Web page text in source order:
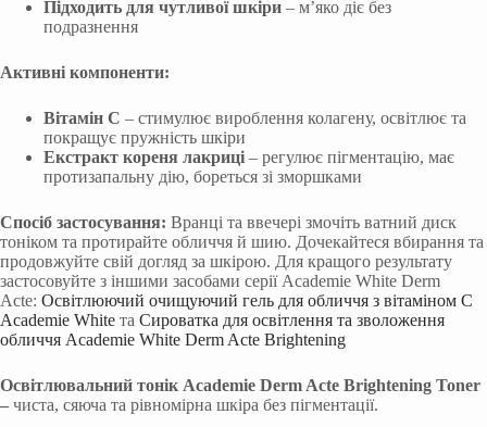
Підходить для чутливої шкіри – м’яко діє без
подразнення
Активні компоненти:
Вітамін C – стимулює вироблення колагену, освітлює та
покращує пружність шкіри
Екстракт кореня лакриці – регулює пігментацію, має
протизапальну дію, бореться зі зморшками
Спосіб застосування: Вранці та ввечері змочіть ватний диск
тоніком та протирайте обличчя й шию. Дочекайтеся вбирання та
продовжуйте свій догляд за шкірою. Для кращого результату
застосовуйте з іншими засобами серії Academie White Derm
Acte: Освітлюючий очищуючий гель для обличчя з вітаміном С
Academie White та Сироватка для освітлення та зволоження
обличчя Academie White Derm Acte Brightening
Освітлювальний тонік Academie Derm Acte Brightening Toner
– чиста, сяюча та рівномірна шкіра без пігментації.